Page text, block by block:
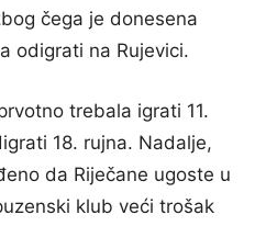
čega je donesena
odigrati na Rujevici.
trebala igrati 11.
18. rujna. Nadalje,
da Riječane ugoste u
klub veći trošak